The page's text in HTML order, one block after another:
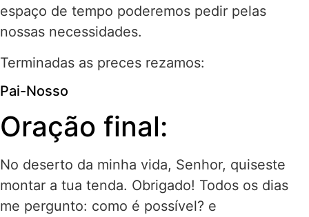
espaço de tempo poderemos pedir pelas
nossas necessidades.
Terminadas as preces rezamos:
Pai-Nosso
Oração final:
No deserto da minha vida, Senhor, quiseste
montar a tua tenda. Obrigado! Todos os dias
me pergunto: como é possível? e